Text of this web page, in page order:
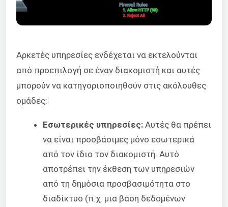
Αρκετές υπηρεσίες ενδέχεται να εκτελούνται
από προεπιλογή σε έναν διακομιστή και αυτές
μπορούν να κατηγοριοποιηθούν στις ακόλουθες
ομάδες:
Εσωτερικές υπηρεσίες: Αυτές θα πρέπει
να είναι προσβάσιμες μόνο εσωτερικά
από τον ίδιο τον διακομιστή. Αυτό
αποτρέπει την έκθεση των υπηρεσιών
από τη δημόσια προσβασιμότητα στο
διαδίκτυο (π.χ. μια βάση δεδομένων